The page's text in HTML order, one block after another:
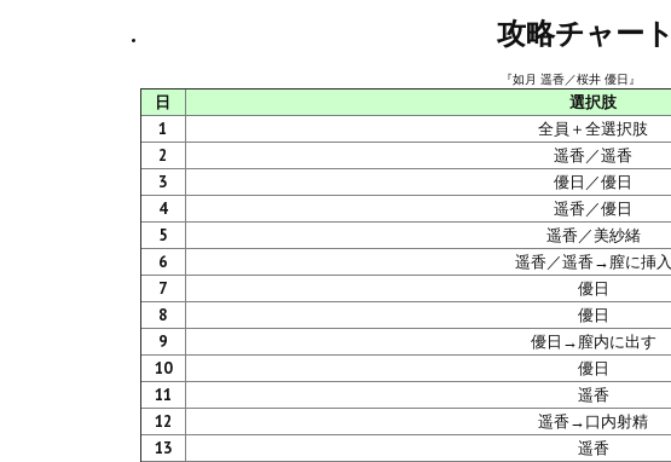
攻略チャート
『如月 遥香／桜井 優日』
日
選択肢
1
全員＋全選択肢
2
遥香／遥香
3
優日／優日
4
遥香／優日
5
遥香／美紗緒
6
遥香／遥香→膣に挿入
7
優日
8
優日
9
優日→膣内に出す
10
優日
11
遥香
12
遥香→口内射精
13
遥香